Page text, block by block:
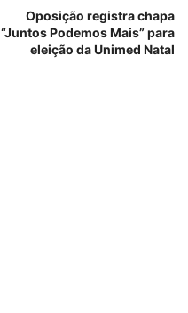
Oposição registra chapa
“Juntos Podemos Mais” para
eleição da Unimed Natal